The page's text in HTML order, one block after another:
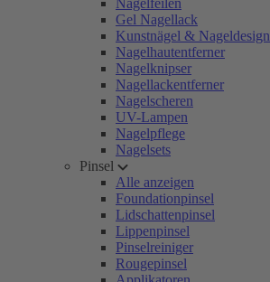
Nagelfeilen
Gel Nagellack
Kunstnägel & Nageldesign
Nagelhautentferner
Nagelknipser
Nagellackentferner
Nagelscheren
UV-Lampen
Nagelpflege
Nagelsets
Pinsel
Alle anzeigen
Foundationpinsel
Lidschattenpinsel
Lippenpinsel
Pinselreiniger
Rougepinsel